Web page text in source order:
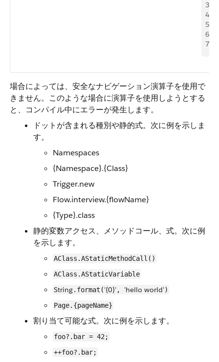
3
4
5
6
7
場合によっては、安全なナビゲーション演算子を使用で
きません。このような場合に演算子を使用しようとする
と、コンパイル中にエラーが発生します。
ドットが含まれる種別や静的式。次に例を示しま
す。
Namespaces
{Namespace}.{Class}
Trigger.new
Flow.interview.{flowName}
{Type}.class
静的変数アクセス、メソッドコール、式。次に例
を示します。
AClass.AStaticMethodCall()
AClass.AStaticVariable
String.format('{0}', 'hello world')
Page.{pageName}
割り当て可能な式。次に例を示します。
foo?.bar = 42;
++foo?.bar;